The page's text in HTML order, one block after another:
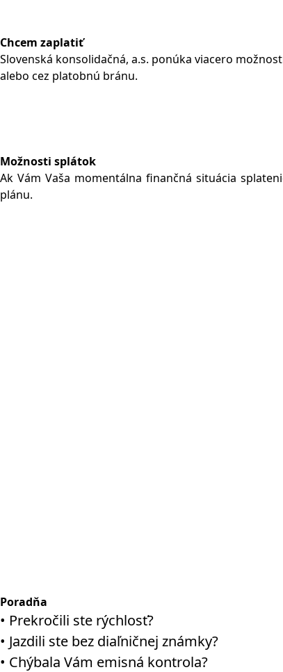
Chcem zaplatiť
Slovenská konsolidačná, a.s. ponúka viacero
alebo cez platobnú bránu.
Možnosti splátok
Ak Vám Vaša momentálna finančná situácia
plánu.
Poradňa
• Prekročili ste rýchlosť?
• Jazdili ste bez diaľničnej známky?
• Chýbala Vám emisná kontrola?